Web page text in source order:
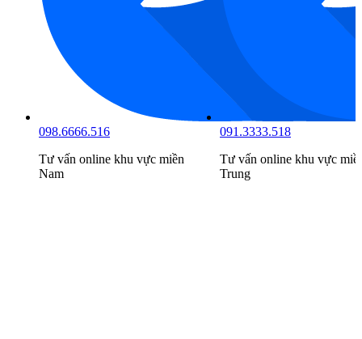
098.6666.516
Tư vấn online khu vực miền
Nam
091.3333.518
Tư vấn online khu vực
Trung